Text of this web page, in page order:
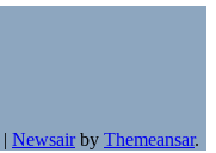
| Newsairby Themeansar.